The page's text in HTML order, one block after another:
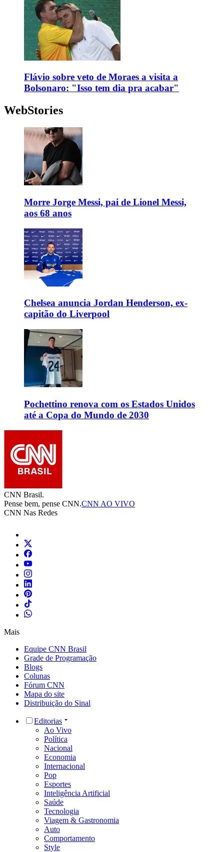
Flávio sobre veto de Moraes a visita a
Bolsonaro: "Isso tem dia pra acabar"
WebStories
Morre Jorge Messi, pai de Lionel Messi,
aos 68 anos
Chelsea anuncia Jordan Henderson, ex-
capitão do Liverpool
Pochettino renova com os Estados Unidos
até a Copa do Mundo de 2030
CNN Brasil.
Pense bem, pense CNN.CNN AO VIVO
CNN Nas Redes
Mais
Equipe CNN Brasil
Grade de Programação
Blogs
Colunas
Fórum CNN
Mapa do site
Distribuição do Sinal
Editorias
Ao Vivo
Política
Nacional
Economia
Internacional
Pop
Esportes
Inteligência Artificial
Saúde
Tecnologia
Viagem & Gastronomia
Auto
Comportamento
Style